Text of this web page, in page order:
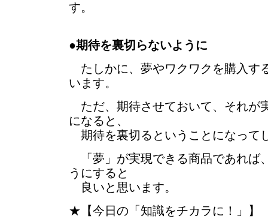
す。
●期待を裏切らないように
たしかに、夢やワクワクを購入す
います。
ただ、期待させておいて、それが
になると、
期待を裏切るということになって
「夢」が実現できる商品であれば
うにすると
良いと思います。
★【今日の「知識をチカラに！」】